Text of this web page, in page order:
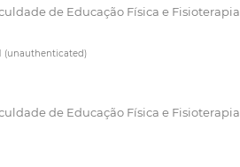
de Educação Física e Fisioterapia,
(unauthenticated)
de Educação Física e Fisioterapia,